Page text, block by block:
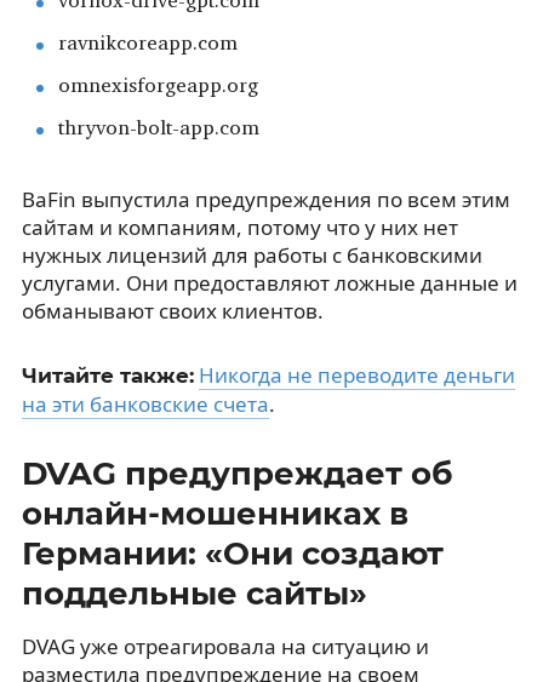
ravnikcoreapp.com
omnexisforgeapp.org
thryvon-bolt-app.com
BaFin выпустила предупреждения по всем этим
сайтам и компаниям, потому что у них нет
нужных лицензий для работы с банковскими
услугами. Они предоставляют ложные данные и
обманывают своих клиентов.
Читайте также: Никогда не переводите деньги
на эти банковские счета.
DVAG предупреждает об
онлайн-мошенниках в
Германии: «Они создают
поддельные сайты»
DVAG уже отреагировала на ситуацию и
разместила предупреждение на своем